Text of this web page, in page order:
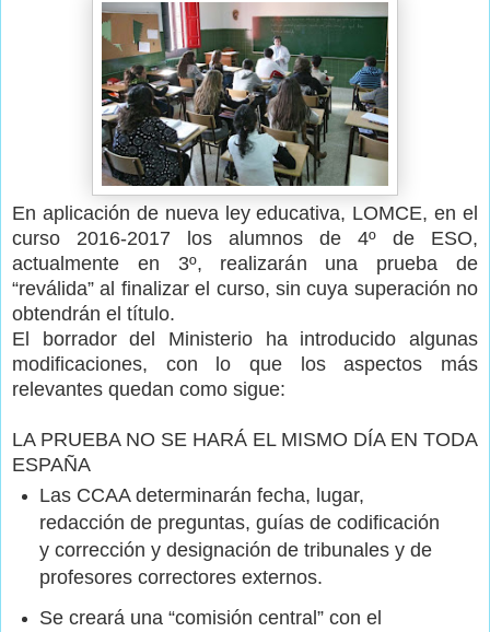
En aplicación de nueva ley educativa, LOMCE, en el
curso 2016-2017 los alumnos de 4º de ESO,
actualmente en 3º, realizarán una prueba de
“reválida” al finalizar el curso, sin cuya superación no
obtendrán el título.
El borrador del Ministerio ha introducido algunas
modificaciones, con lo que los aspectos más
relevantes quedan como sigue:
LA PRUEBA NO SE HARÁ EL MISMO DÍA EN TODA
ESPAÑA
Las CCAA determinarán fecha, lugar,
redacción de preguntas, guías de codificación
y corrección y designación de tribunales y de
profesores correctores externos.
Se creará una “comisión central” con el